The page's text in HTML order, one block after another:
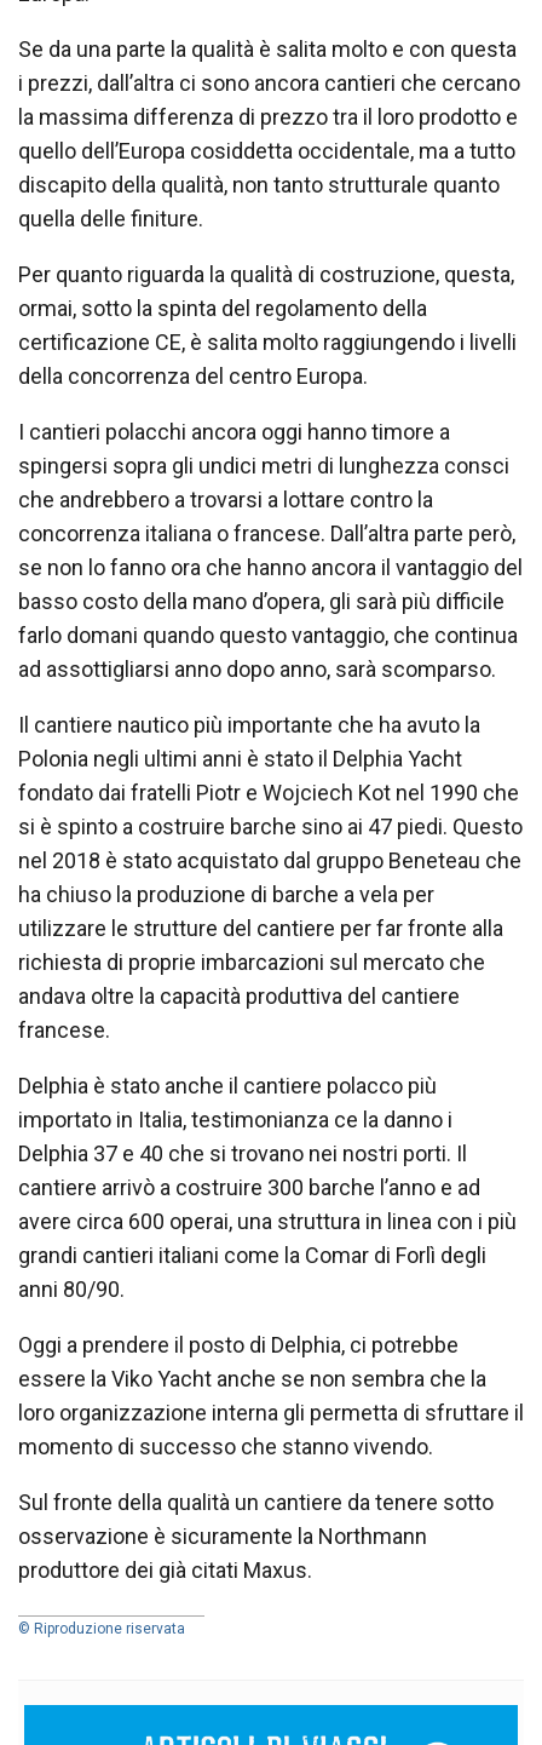
Se da una parte la qualità è salita molto e con questa
i prezzi, dall’altra ci sono ancora cantieri che cercano
la massima differenza di prezzo tra il loro prodotto e
quello dell’Europa cosiddetta occidentale, ma a tutto
discapito della qualità, non tanto strutturale quanto
quella delle finiture.
Per quanto riguarda la qualità di costruzione, questa,
ormai, sotto la spinta del regolamento della
certificazione CE, è salita molto raggiungendo i livelli
della concorrenza del centro Europa.
I cantieri polacchi ancora oggi hanno timore a
spingersi sopra gli undici metri di lunghezza consci
che andrebbero a trovarsi a lottare contro la
concorrenza italiana o francese. Dall’altra parte però,
se non lo fanno ora che hanno ancora il vantaggio del
basso costo della mano d’opera, gli sarà più difficile
farlo domani quando questo vantaggio, che continua
ad assottigliarsi anno dopo anno, sarà scomparso.
Il cantiere nautico più importante che ha avuto la
Polonia negli ultimi anni è stato il Delphia Yacht
fondato dai fratelli Piotr e Wojciech Kot nel 1990 che
si è spinto a costruire barche sino ai 47 piedi. Questo
nel 2018 è stato acquistato dal gruppo Beneteau che
ha chiuso la produzione di barche a vela per
utilizzare le strutture del cantiere per far fronte alla
richiesta di proprie imbarcazioni sul mercato che
andava oltre la capacità produttiva del cantiere
francese.
Delphia è stato anche il cantiere polacco più
importato in Italia, testimonianza ce la danno i
Delphia 37 e 40 che si trovano nei nostri porti. Il
cantiere arrivò a costruire 300 barche l’anno e ad
avere circa 600 operai, una struttura in linea con i più
grandi cantieri italiani come la Comar di Forlì degli
anni 80/90.
Oggi a prendere il posto di Delphia, ci potrebbe
essere la Viko Yacht anche se non sembra che la
loro organizzazione interna gli permetta di sfruttare il
momento di successo che stanno vivendo.
Sul fronte della qualità un cantiere da tenere sotto
osservazione è sicuramente la Northmann
produttore dei già citati Maxus.
© Riproduzione riservata